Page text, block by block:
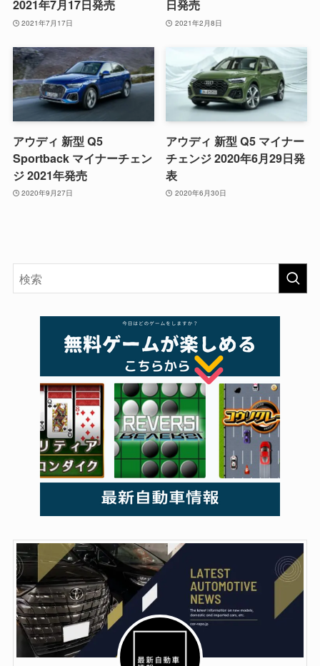
2021年7月17日発売
2021年7月17日
日発売
2021年2月8日
アウディ 新型 Q5
Sportback マイナーチェン
ジ 2021年発売
2020年9月27日
アウディ 新型 Q5 マイナー
チェンジ 2020年6月29日発
表
2020年6月30日